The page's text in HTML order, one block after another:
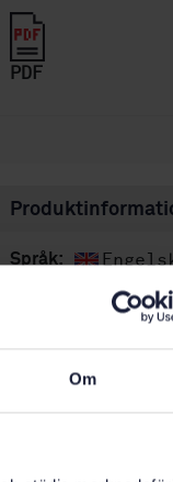
Om
PDF
Språk:
Framtagen av:
Internationell titel:
investigation
testing - Part
(ISO 22476-